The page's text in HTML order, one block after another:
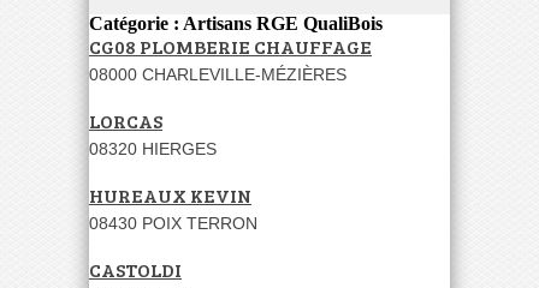
Catégorie : Artisans RGE QualiBois
CG08 PLOMBERIE CHAUFFAGE
08000 CHARLEVILLE-MÉZIÈRES
LORCAS
08320 HIERGES
HUREAUX KEVIN
08430 POIX TERRON
CASTOLDI